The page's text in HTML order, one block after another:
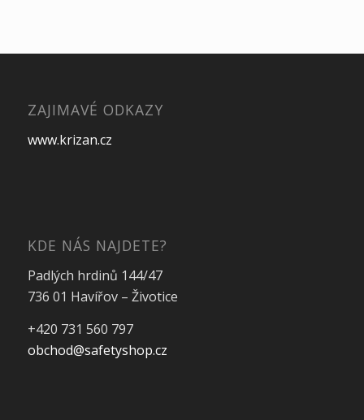
ZAJIMAVÉ ODKAZY
www.krizan.cz
KDE NÁS NAJDETE?
Padlých hrdinů 144/47
736 01 Havířov – Životice
+420 731 560 797
obchod@safetyshop.cz